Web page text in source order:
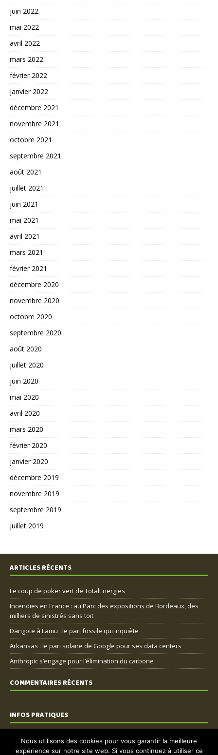
juin 2022
mai 2022
avril 2022
mars 2022
février 2022
janvier 2022
décembre 2021
novembre 2021
octobre 2021
septembre 2021
août 2021
juillet 2021
juin 2021
mai 2021
avril 2021
mars 2021
février 2021
décembre 2020
novembre 2020
octobre 2020
septembre 2020
août 2020
juillet 2020
juin 2020
mai 2020
avril 2020
mars 2020
février 2020
janvier 2020
décembre 2019
novembre 2019
septembre 2019
juillet 2019
ARTICLES RÉCENTS
Le coup de poker vert de TotalEnergies
Incendies en France : au Parc des expositions de Bordeaux, des
milliers de sinistrés sans toit
Dangote à Lamu : le pari fossile qui inquiète
Arkansas : le pari solaire de Google pour ses data centers
Anthropic s’engage pour l’élimination du carbone
COMMENTAIRES RÉCENTS
INFOS PRATIQUES
Nous contacter
Mentions légales
Nous utilisons des cookies pour vous garantir la meilleure
expérience sur notre site web. Si vous continuez à utiliser ce